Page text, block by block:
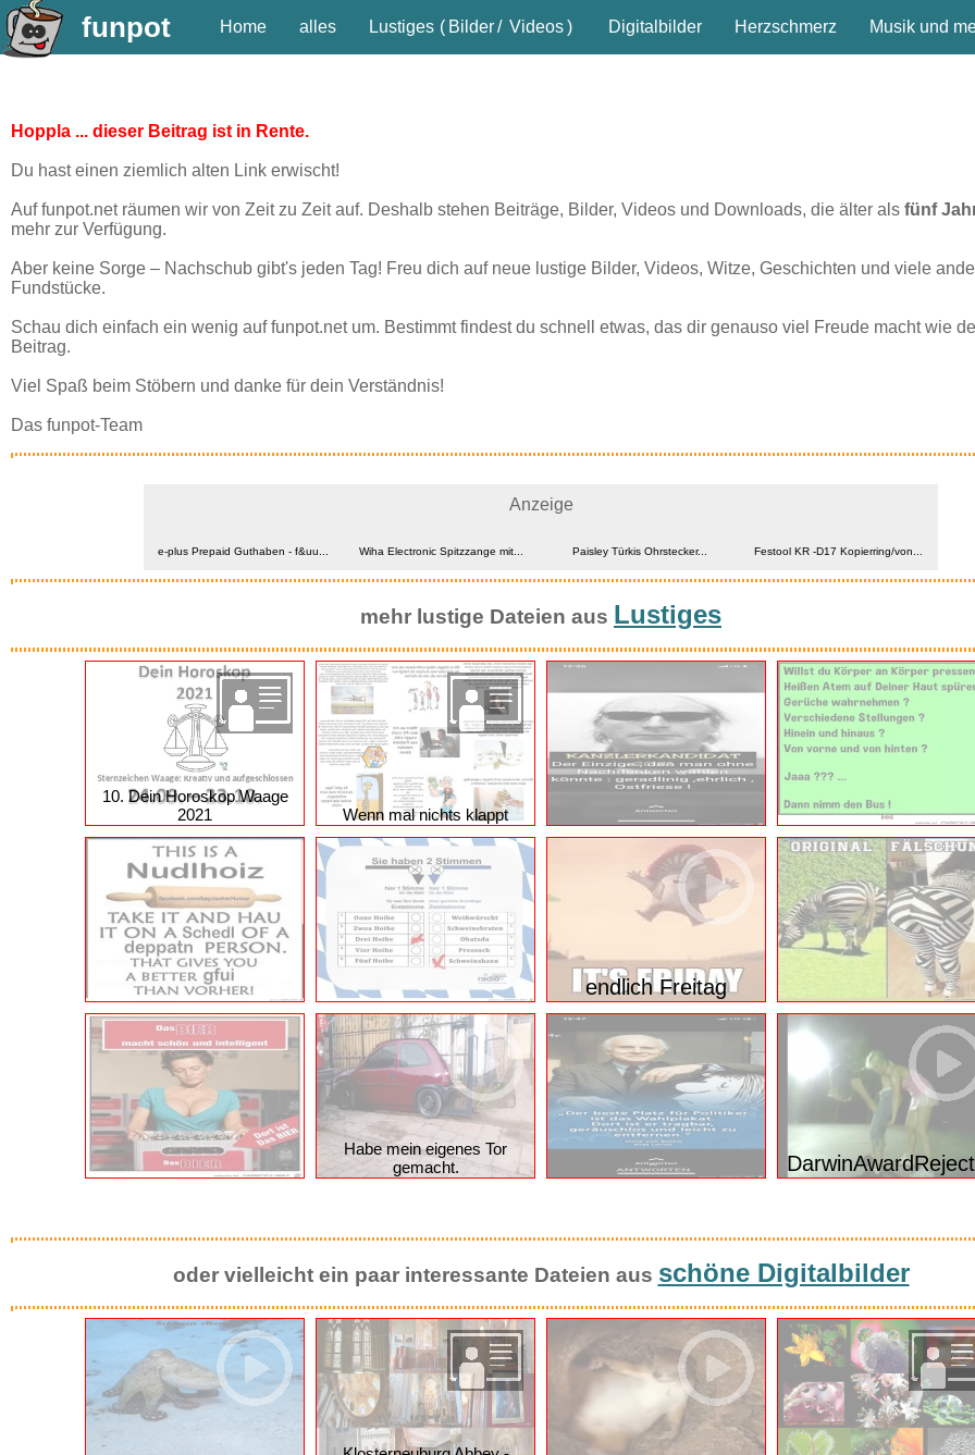
funpot Home alles Lustiges ( Bilder/ Videos) Digitalbilder Herzschmerz Musik und
Hoppla ... dieser Beitrag ist in Rente.
Du hast einen ziemlich alten Link erwischt!
Auf funpot.net räumen wir von Zeit zu Zeit auf. Deshalb stehen Beiträge, Bilder, Videos und Downloads, die älter als fünf
mehr zur Verfügung.
Aber keine Sorge – Nachschub gibt's jeden Tag! Freu dich auf neue lustige Bilder, Videos, Witze, Geschichten und viele
Fundstücke.
Schau dich einfach ein wenig auf funpot.net um. Bestimmt findest du schnell etwas, das dir genauso viel Freude macht wie
Beitrag.
Viel Spaß beim Stöbern und danke für dein Verständnis!
Das funpot-Team
Anzeige
e-plus Prepaid Guthaben - f&uu... Paisley Türkis Ohrstecker...
Festool KR -D17 Kopierring/von...
mehr lustige Dateien ausLustiges
10. Dein Horoskop Waage
2021
Wenn mal nichts klappt
Habe mein eigenes Tor
gemacht.